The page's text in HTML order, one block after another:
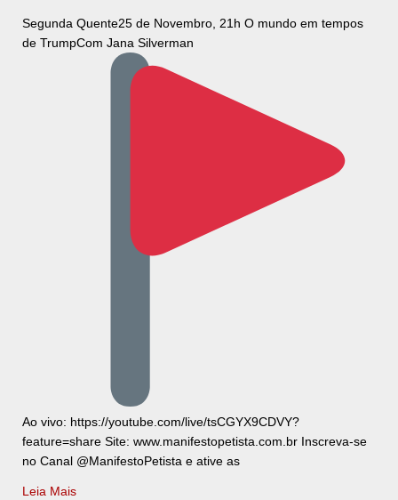
Segunda Quente25 de Novembro, 21h O mundo em tempos
de TrumpCom Jana Silverman
Ao vivo: https://youtube.com/live/tsCGYX9CDVY?
feature=share Site: www.manifestopetista.com.br Inscreva-se
no Canal @ManifestoPetista e ative as
Leia Mais